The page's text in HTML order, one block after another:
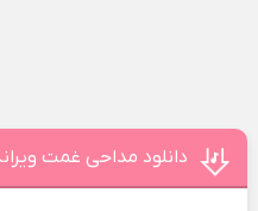
دانلود مداحی غمت